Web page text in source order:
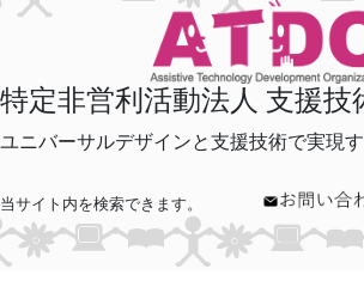
特定非営利活動法人 支援技
ユニバーサルデザインと支援技術で実現
当サイト内を検索できます。